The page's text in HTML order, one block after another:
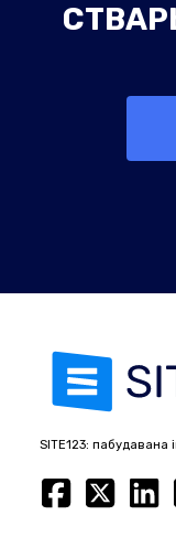
SITE123: пабудавана